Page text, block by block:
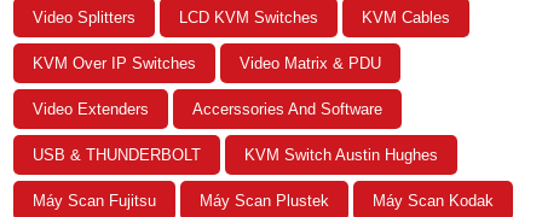
Video Splitters LCD KVM Switches KVM Cables
KVM Over IP Switches Video Matrix & PDU
Video Extenders Accerssories And Software
USB & THUNDERBOLT KVM Switch Austin Hughes
Máy Scan Fujitsu Máy Scan Plustek Máy Scan Kodak